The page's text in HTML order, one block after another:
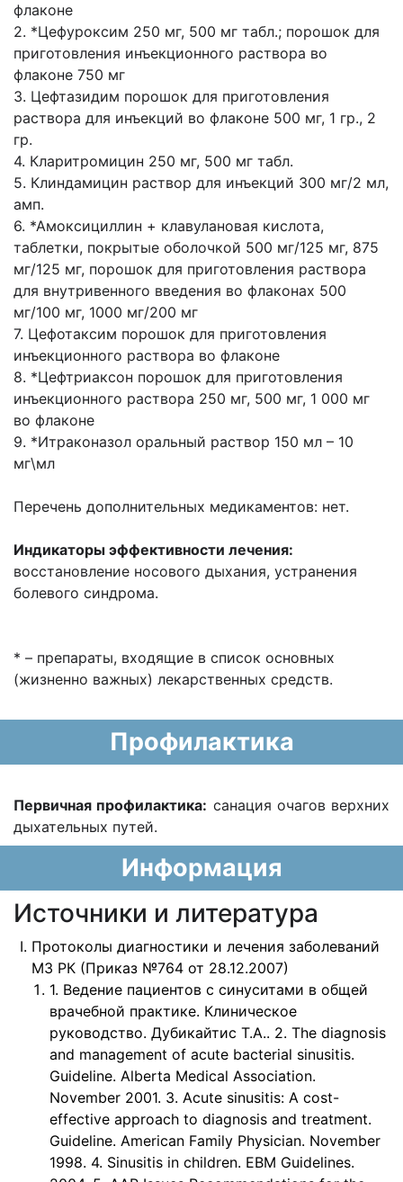
флаконе
2. *Цефуроксим 250 мг, 500 мг табл.; порошок для
приготовления инъекционного раствора во
флаконе 750 мг
3. Цефтазидим порошок для приготовления
раствора для инъекций во флаконе 500 мг, 1 гр., 2
гр.
4. Кларитромицин 250 мг, 500 мг табл.
5. Клиндамицин раствор для инъекций 300 мг/2 мл,
амп.
6. *Амоксициллин + клавулановая кислота,
таблетки, покрытые оболочкой 500 мг/125 мг, 875
мг/125 мг, порошок для приготовления раствора
для внутривенного введения во флаконах 500
мг/100 мг, 1000 мг/200 мг
7. Цефотаксим порошок для приготовления
инъекционного раствора во флаконе
8. *Цефтриаксон порошок для приготовления
инъекционного раствора 250 мг, 500 мг, 1 000 мг
во флаконе
9. *Итраконазол оральный раствор 150 мл – 10
мг\мл
Перечень дополнительных медикаментов: нет.
Индикаторы эффективности лечения:
восстановление носового дыхания, устранения
болевого синдрома.
* – препараты, входящие в список основных
(жизненно важных) лекарственных средств.
Профилактика
Первичная профилактика: санация очагов верхних
дыхательных путей.
Информация
Источники и литература
Протоколы диагностики и лечения заболеваний
МЗ РК (Приказ №764 от 28.12.2007)
1. Ведение пациентов с синуситами в общей
врачебной практике. Клиническое
руководство. Дубикайтис Т.А.. 2. The diagnosis
and management of acute bacterial sinusitis.
Guideline. Alberta Medical Association.
November 2001. 3. Acute sinusitis: A cost-
effective approach to diagnosis and treatment.
Guideline. American Family Physician. November
1998. 4. Sinusitis in children. EBM Guidelines.